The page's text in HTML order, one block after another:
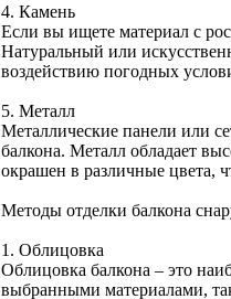
4. Камень
Если вы ищете материал с
Натуральный или
воздействию погодных
5. Металл
Металлические панели или
балкона. Металл обладает
окрашен в различные цвета,
Методы отделки балкона
1. Облицовка
Облицовка балкона – это
выбранными материалами,